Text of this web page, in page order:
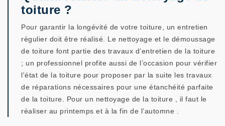
toiture ?
Pour garantir la longévité de votre toiture, un entretien
régulier doit être réalisé. Le nettoyage et le démoussage
de toiture font partie des travaux d’entretien de la toiture
; un professionnel profite aussi de l’occasion pour vérifier
l'état de la toiture pour proposer par la suite les travaux
de réparations nécessaires pour une étanchéité parfaite
de la toiture. Pour un nettoyage de la toiture , il faut le
réaliser au printemps et à la fin de l’automne .